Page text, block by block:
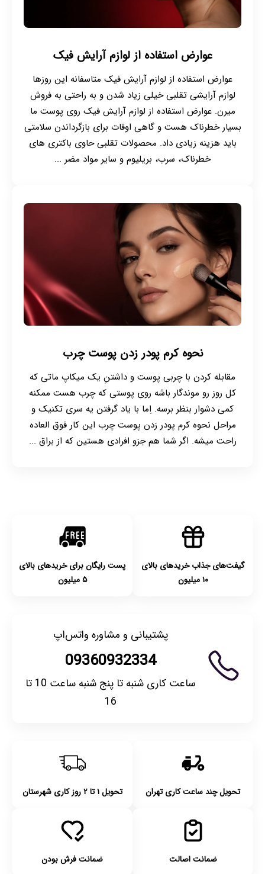
عوارض استفاده از لوازم آرایش فیک
عوارض استفاده از لوازم آرایش فیک متاسفانه این روزها
لوازم آرایشی تقلبی خیلی زیاد شدن و به راحتی به فروش
میرن. عوارض استفاده از لوازم آرایش فیک روی پوست ما
بسیار خطرناک هست و گاهی اوقات برای بازگرداندن سلامتی
باید هزینه زیادی داد. محصولات تقلبی حاوی باکتری های
خطرناک، سرب، بریلیوم و سایر مواد مضر ...
نحوه کرم پودر زدن پوست چرب
مقابله کردن با چربی پوست و داشتنِ یک میکاپ ماتی که
کل روز رو موندگار باشه روی پوستی که چرب هست ممکنه
کمی دشوار بنظر برسه. ِاما با یاد گرفتن یه سری تکنیک و
مراحل نحوه کرم پودر زدن پوست چرب این کار فوق العاده
راحت میشه. اگر شما هم جزو افرادی هستین که از براق ...
گیفت‌های جذاب خریدهای بالای
۱۰ میلیون
پست رایگان برای خریدهای بالای
۵ میلیون
پشتیبانی و مشاوره واتس‌اپ
09360932334
ساعت کاری شنبه تا پنج شنبه ساعت 10 تا
16
تحویل چند ساعت کاری تهران تحویل ۱ تا ۲ روز کاری شهرستان
ضمانت اصالت ضمانت فرش بودن